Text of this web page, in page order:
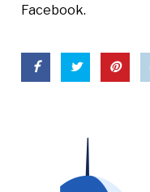
Facebook.